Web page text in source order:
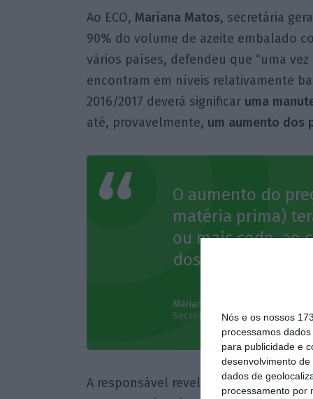
Nós e os nossos
processamos
para publicidade e
desenvolvimento de
dados de
processamento por
Ao ECO, Mariana Matos, secretária
90% do volume de azeite embalado
vários países, defendeu que “uma vez
encontram em níveis relativamente
2016/2017 deverá significar uma
até, provavelmente, um aumento dos
O aumento do
matéria prima)
ou mais cedo, ao
dos preços ao
Mariana Matos
Secretária-geral da Casa do
A responsável revelou ainda que